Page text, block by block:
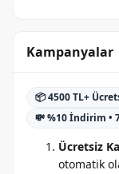
Kampanyalar
📦 4500 TL+
💸 %10 İndirim •
Ücretsiz
otomatik